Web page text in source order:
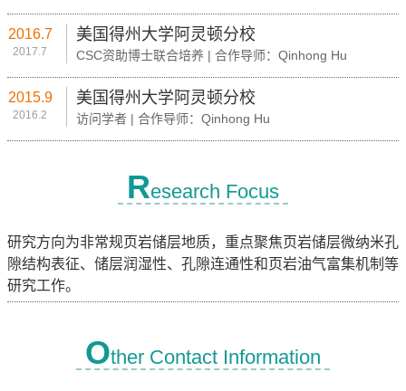
2016.7
2017.7
美国得州大学阿灵顿分校
CSC资助博士联合培养 | 合作导师：Qinhong Hu
2015.9
2016.2
美国得州大学阿灵顿分校
访问学者 | 合作导师：Qinhong Hu
Research Focus
研究方向为非常规页岩储层地质，重点聚焦页岩储层微纳米孔
隙结构表征、储层润湿性、孔隙连通性和页岩油气富集机制等
研究工作。
Other Contact Information